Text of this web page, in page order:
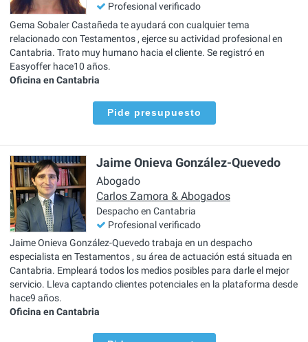
Profesional verificado
Gema Sobaler Castañeda te ayudará con cualquier tema
relacionado con Testamentos , ejerce su actividad profesional en
Cantabria. Trato muy humano hacia el cliente. Se registró en
Easyoffer hace10 años.
Oficina en Cantabria
Pide presupuesto
Jaime Onieva González-Quevedo
Abogado
Carlos Zamora & Abogados
Despacho en Cantabria
Profesional verificado
Jaime Onieva González-Quevedo trabaja en un despacho
especialista en Testamentos , su área de actuación está situada en
Cantabria. Empleará todos los medios posibles para darle el mejor
servicio. Lleva captando clientes potenciales en la plataforma desde
hace9 años.
Oficina en Cantabria